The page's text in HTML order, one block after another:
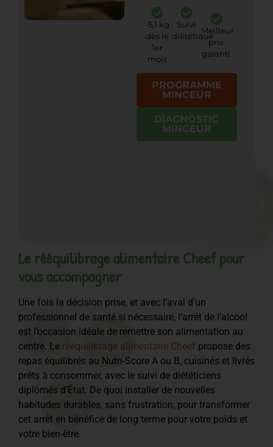
-5,1 kg
dès le
1er
mois
Suivi
diététique
Meilleur
prix
garanti
PROGRAMME
MINCEUR
DIAGNOSTIC
MINCEUR
Le rééquilibrage alimentaire Cheef pour
vous accompagner
Une fois la décision prise, et avec l’aval d’un
professionnel de santé si nécessaire, l’arrêt de l’alcool
est l’occasion idéale de remettre son alimentation au
centre. Le rééquilibrage alimentaire Cheef propose des
repas équilibrés au Nutri-Score A ou B, cuisinés et livrés
prêts à consommer, avec le suivi de diététiciens
diplômés d’État. De quoi installer de nouvelles
habitudes durables, sans frustration, pour transformer
cet arrêt en bénéfice de long terme pour votre poids et
votre bien-être.